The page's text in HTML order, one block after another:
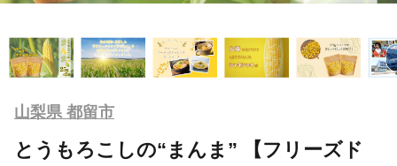
山梨県 都留市
とうもろこしの“まんま” 【フリーズド